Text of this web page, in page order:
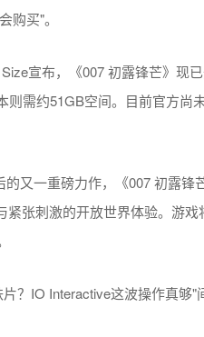
购买"。
宣布，《007 初露锋芒》现
需约51GB空间。目前官方尚
又一重磅力作，《007 初露
紧张刺激的开放世界体验。游
？IO Interactive这波操作真够"